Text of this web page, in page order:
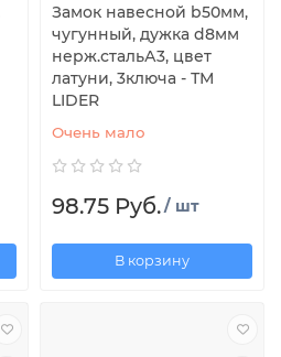
Замок навесной b50мм,
чугунный, дужка d8мм
нерж.стальА3, цвет
латуни, 3ключа - ТМ
LIDER
Очень мало
98.75 Руб./ шт
В корзину